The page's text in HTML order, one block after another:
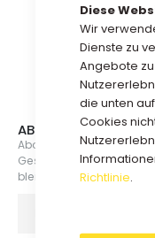
Diese
Wir
Dienste zu
Angebote
die unten
Cookies
Richtlinie.
ABONNIEREN SIE
Abonnieren Sie jetzt
Geschenkboxen,
bleiben.